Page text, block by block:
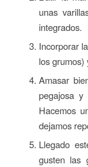
unas
integrados.
Incorporar
los grumos)
Amasar
pegajosa
Hacemos
dejamos
Llegado
gusten las